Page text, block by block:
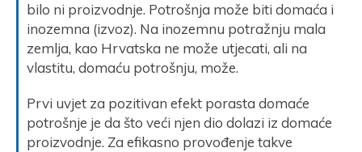
bilo ni proizvodnje. Potrošnja može biti domaća i
inozemna (izvoz). Na inozemnu potražnju mala
zemlja, kao Hrvatska ne može utjecati, ali na
vlastitu, domaću potrošnju, može.
Prvi uvjet za pozitivan efekt porasta domaće
potrošnje je da što veći njen dio dolazi iz domaće
proizvodnje. Za efikasno provođenje takve